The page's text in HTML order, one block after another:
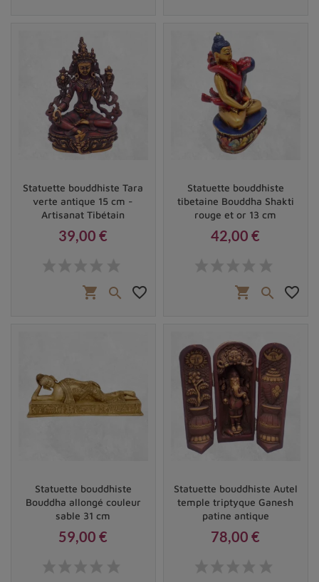
Statuette bouddhiste Tara
verte antique 15 cm -
Artisanat Tibétain
39,00 €
shopping_cart  favorite_border
Statuette bouddhiste
tibetaine Bouddha Shakti
rouge et or 13 cm
42,00 €
shopping_cart  favorite_border
Statuette bouddhiste
Bouddha allongé couleur
sable 31 cm
59,00 €
Statuette bouddhiste Autel
temple triptyque Ganesh
patine antique
78,00 €